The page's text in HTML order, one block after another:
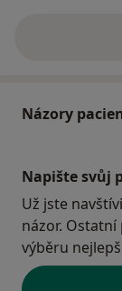
Názory
Napište svůj
Už jste
názor.
výběru